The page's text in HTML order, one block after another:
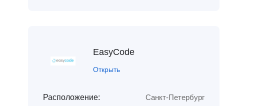
EasyCode
Открыть
Расположение: Санкт-Петербург